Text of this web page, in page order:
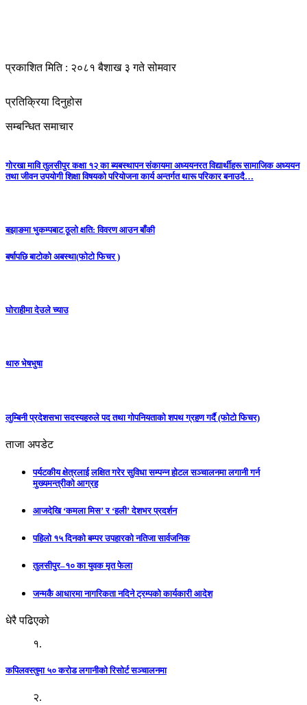
प्रकाशित मिति : २०८१ बैशाख ३ गते सोमवार
प्रतिक्रिया दिनुहोस
सम्बन्धित समाचार
गोरखा मावि तुलसीपुर कक्षा १२ का ब्यबस्थापन संकायमा अध्ययनरत विद्यार्थीहरू सामाजिक अध्ययन
तथा जीवन उपयोगी शिक्षा विषयको परियोजना कार्य अन्तर्गत थारू परिकार बनाउदै…
बझाङमा भुकम्पबाट ठूलाे क्षति: विवरण आउन बाँकी
बर्षापछि बाटाेकाे अबस्था(फाेटाे फिचर )
घोराहीमा देउले च्याउ
थारु भेषभुषा
लुम्बिनी प्रदेशसभा सदस्यहरुले पद तथा गोपनियताको शपथ ग्रहण गर्दै (फोटो फिचर)
ताजा अपडेट
पर्यटकीय क्षेत्रलाई लक्षित गरेर सुविधा सम्पन्न होटल सञ्चालनमा लगानी गर्न
मुख्यमन्त्रीको आग्रह
आजदेखि ‘कमला मिस’ र ‘हली’ देशभर प्रदर्शन
पहिलो १५ दिनको बम्पर उपहारको नतिजा सार्वजनिक
तुलसीपुर–१० का युवक मृत फेला
जन्मकै आधारमा नागरिकता नदिने ट्रम्पको कार्यकारी आदेश
धेरै पढिएको
१.
कपिलवस्तुमा ५० करोड लगानीको रिसोर्ट सञ्चालनमा
२.